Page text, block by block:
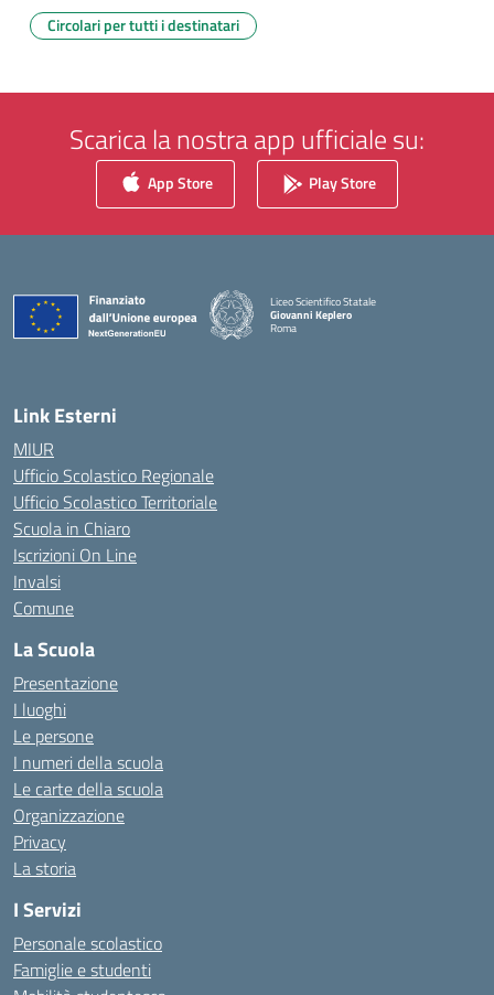
Circolari per tutti i destinatari
Scarica la nostra app ufficiale su:
App Store Play Store
Liceo Scientifico Statale
Giovanni Keplero
Roma
Link Esterni
MIUR
Ufficio Scolastico Regionale
Ufficio Scolastico Territoriale
Scuola in Chiaro
Iscrizioni On Line
Invalsi
Comune
La Scuola
Presentazione
I luoghi
Le persone
I numeri della scuola
Le carte della scuola
Organizzazione
Privacy
La storia
I Servizi
Personale scolastico
Famiglie e studenti